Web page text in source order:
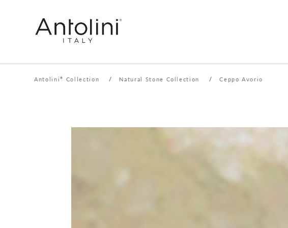
Antolini® Collection / Natural Stone Collection / Ceppo Avorio